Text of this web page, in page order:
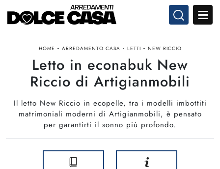
HOME - ARREDAMENTO CASA - LETTI - NEW RICCIO
Letto in econabuk New
Riccio di Artigianmobili
Il letto New Riccio in ecopelle, tra i modelli imbottiti
matrimoniali moderni di Artigianmobili, è pensato
per garantirti il sonno più profondo.